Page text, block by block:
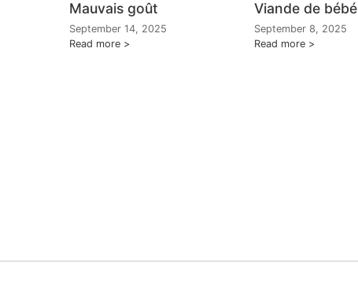
Mauvais goût
September 14, 2025
Read more
Viande de bébé
September 8, 2025
Read more